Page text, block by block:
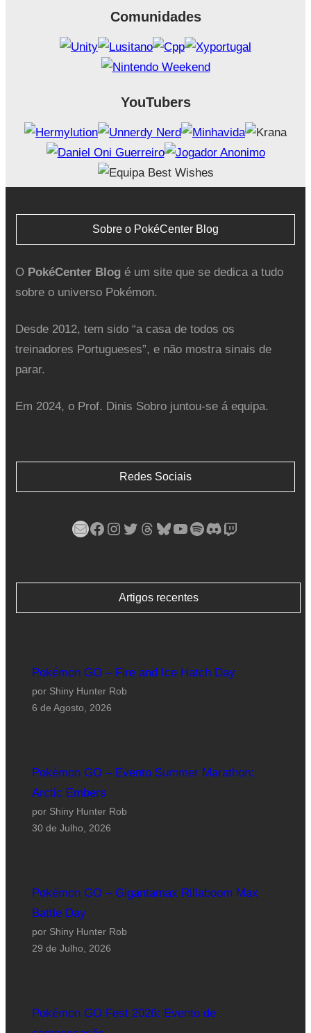
Comunidades
YouTubers
Sobre o PokéCenter Blog
O PokéCenter Blogé um site que se dedica a tudo
sobre o universo Pokémon.
Desde 2012, tem sido “a casa de todos os
treinadores Portugueses”, e não mostra sinais de
parar.
Em 2024, o Prof. Dinis Sobro juntou-se á equipa.
Redes Sociais
Mail Facebook Instagram Twitter Threads Bluesky YouTube Spotify Discord Twitch
Artigos recentes
Pokémon GO – Fire and Ice Hatch Day
por Shiny Hunter Rob
6 de Agosto, 2026
Pokémon GO – Evento Summer Marathon:
Arctic Embers
por Shiny Hunter Rob
30 de Julho, 2026
Pokémon GO – Gigantamax Rillaboom Max
Battle Day
por Shiny Hunter Rob
29 de Julho, 2026
Pokémon GO Fest 2026: Evento de